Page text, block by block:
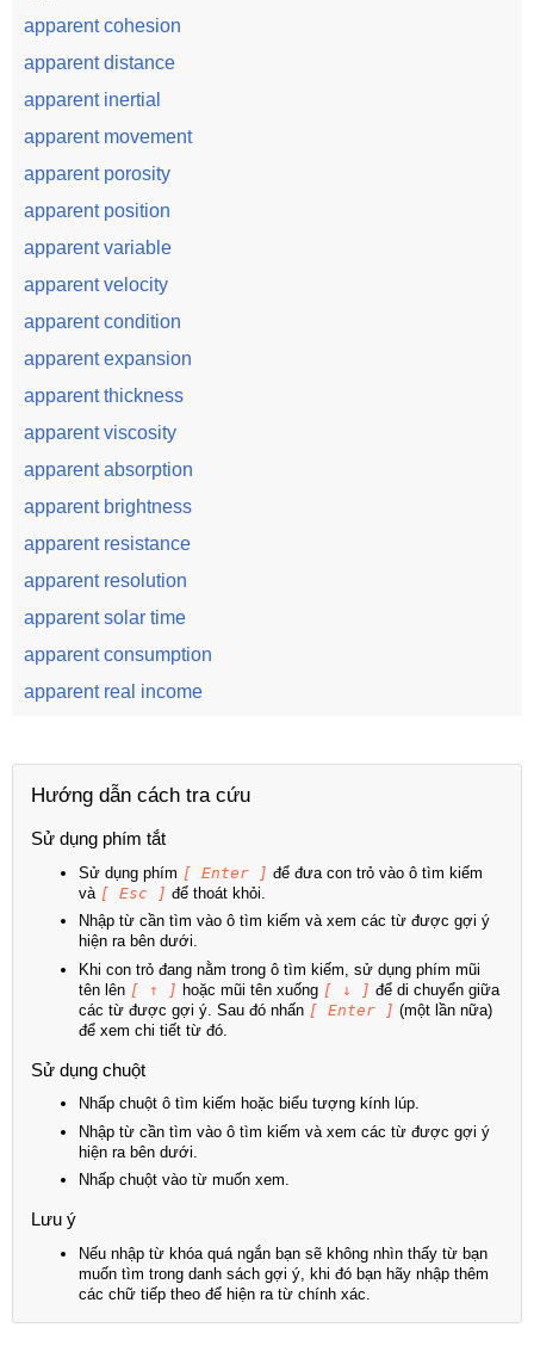
apparent cohesion
apparent distance
apparent inertial
apparent movement
apparent porosity
apparent position
apparent variable
apparent velocity
apparent condition
apparent expansion
apparent thickness
apparent viscosity
apparent absorption
apparent brightness
apparent resistance
apparent resolution
apparent solar time
apparent consumption
apparent real income
Hướng dẫn cách tra cứu
Sử dụng phím tắt
Sử dụng phím [ Enter ] để đưa con trỏ vào ô tìm kiếm
và [ Esc ] để thoát khỏi.
Nhập từ cần tìm vào ô tìm kiếm và xem các từ được gợi ý
hiện ra bên dưới.
Khi con trỏ đang nằm trong ô tìm kiếm, sử dụng phím mũi
tên lên [ ↑ ] hoặc mũi tên xuống [ ↓ ] để di chuyển giữa
các từ được gợi ý. Sau đó nhấn [ Enter ] (một lần nữa)
để xem chi tiết từ đó.
Sử dụng chuột
Nhấp chuột ô tìm kiếm hoặc biểu tượng kính lúp.
Nhập từ cần tìm vào ô tìm kiếm và xem các từ được gợi ý
hiện ra bên dưới.
Nhấp chuột vào từ muốn xem.
Lưu ý
Nếu nhập từ khóa quá ngắn bạn sẽ không nhìn thấy từ bạn
muốn tìm trong danh sách gợi ý, khi đó bạn hãy nhập thêm
các chữ tiếp theo để hiện ra từ chính xác.